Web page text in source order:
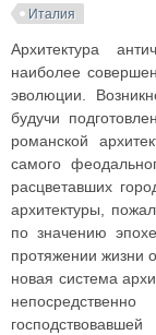
Италия
Архитектура
наиболее
эволюции.
будучи
романской
самого
расцветавших
архитектуры,
по значению
протяжении жизни
новая система